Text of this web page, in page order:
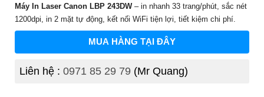
Máy In Laser Canon LBP 243DW– in nhanh 33 trang/phút, sắc nét
1200dpi, in 2 mặt tự động, kết nối WiFi tiện lợi, tiết kiệm chi phí.
MUA HÀNG TẠI ĐÂY
Liên hệ : 0971 85 29 79 (Mr Quang)